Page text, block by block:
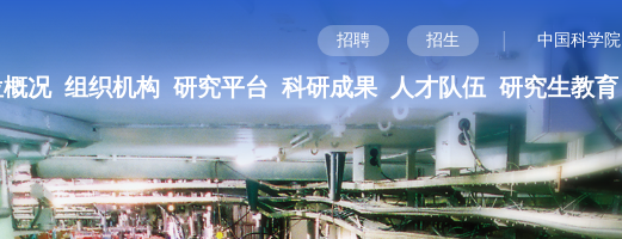
招聘 招生 | 中国科学院
况 组织机构 研究平台 科研成果 人才队伍 研究生教育